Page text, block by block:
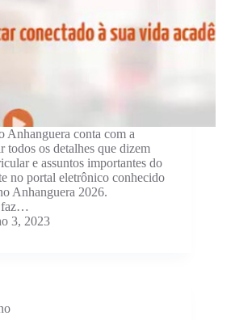
Anhanguera conta com a
todos os detalhes que dizem
e assuntos importantes do
no portal eletrônico conhecido
Anhanguera 2026.
faz…
3, 2023